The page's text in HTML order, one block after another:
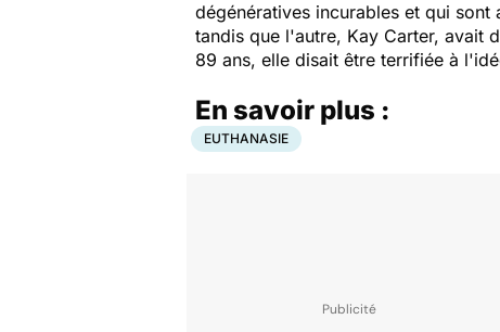
dégénératives incurables et qui
tandis que l'autre, Kay Carter, avait
89 ans, elle disait être terrifiée à
En savoir plus :
EUTHANASIE